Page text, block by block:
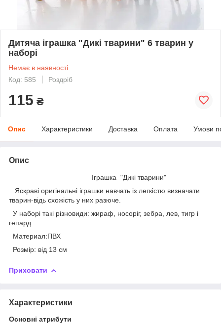
Дитяча іграшка "Дикі тварини" 6 тварин у
наборі
Немає в наявності
Код: 585
Роздріб
115 ₴
Опис Характеристики Доставка Оплата Умови
Опис
Іграшка "Дикі тварини"
Яскраві оригінальні іграшки навчать із легкістю визначати
тварин-відь схожість у них разюче.
У наборі такі різновиди: жираф, носоріг, зебра, лев, тигр і
гепард.
Материал:ПВХ
Розмір: від 13 см
Приховати
Характеристики
Основні атрибути